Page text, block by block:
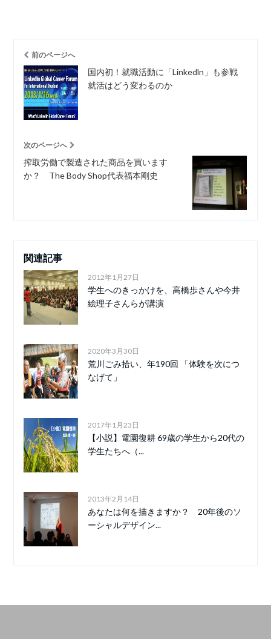
前のページへ
国内初！就職活動に「Linkedln」も参戦
就活はどう変わるのか
次のページへ
搾取労働で製造された商品を買います
か？ The Body Shop代表福本剛史
関連記事
2012年1月27日
学生へのきっかけを、高橋歩さんや今井
絵理子さんらが講演
2020年3月30日
荒川ごみ拾い、年190回 「体験を次につ
なげて」
2017年1月23日
【小説】電園復耕 69歳の学生から20代の
学生たちへ（...
2013年2月14日
あなたは何を描きますか？ 20年後のソ
ーシャルデザイン...